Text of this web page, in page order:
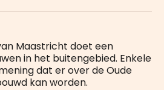
E-
Maastricht doet een
in het buitengebied. Enkele
dat er over de Oude
kan worden.